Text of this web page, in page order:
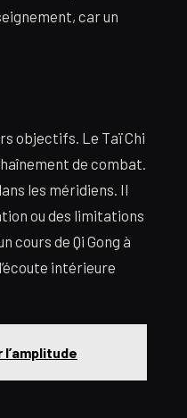
car un
objectifs. Le Taï Chi
de combat.
les méridiens. Il
ou des limitations
cours de Qi Gong à
intérieure